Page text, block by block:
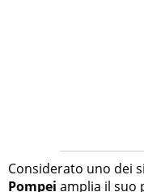
Considerato uno dei
Pompei amplia il suo